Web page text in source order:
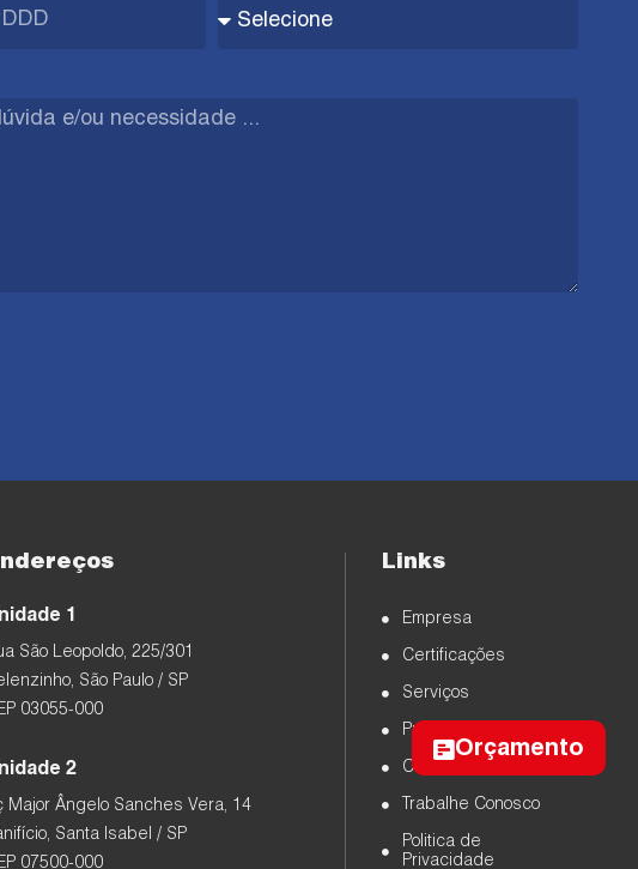
1
São Leopoldo, 225/301
São Paulo / SP
03055-000
2
Major Ângelo Sanches Vera, 14
Santa Isabel / SP
07500-000
Links
Empresa
Certificações
Serviços
Produtos
Contato
Trabalhe Conosco
Politica de
Privacidade
Orçamento